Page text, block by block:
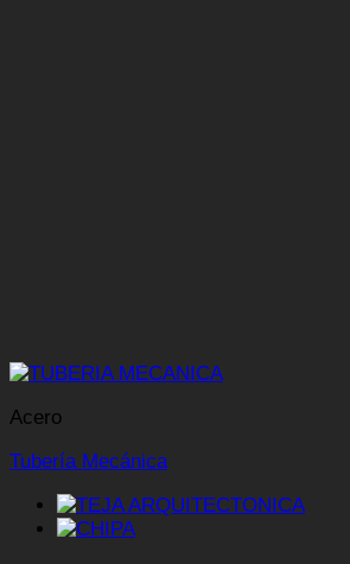
Acero
Tubería Mecánica